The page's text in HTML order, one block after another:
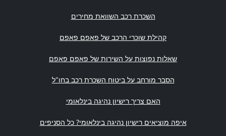
השכרת רכב השוואת מחירים
קהילת שוכרי הרכב של פאפם פאפם
שאלות נפוצות על השירות של פאפם פאפם
הסבר מורחב על ביטוח השכרת רכב בחו"ל
האם צריך רישיון נהיגה בינלאומי
איפה מוציאים רישיון נהיגה בינלאומי? כל הסניפים